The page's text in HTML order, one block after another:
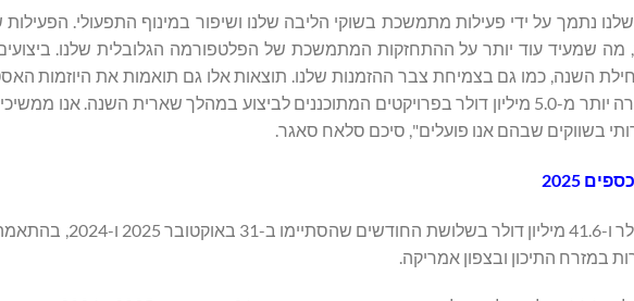
נתמך על ידי פעילות מתמשכת בשוקי הליבה שלנו ושיפור במינוף התפעולי. הפעילות
מה שמעיד עוד יותר על ההתחזקות המתמשכת של הפלטפורמה הגלובלית שלנו.
השנה, כמו גם בצמיחת צבר ההזמנות שלנו. תוצאות אלו גם תואמות את היוזמות
ההשקעה במתקן החדש בקטאר, שסגרה יותר מ-5.0 מיליון דולר בפרויקטים המתוכננים לביצוע במהלך שארית השנה.
בשווקים שבהם אנו פועלים", סיכם סלאח סאגר.
2025
במזרח התיכון ובצפון אמריקה.